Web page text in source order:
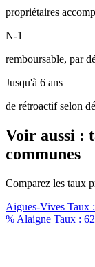
propriétaires
N-1
remboursable, par
Jusqu'à 6 ans
de rétroactif selon
Voir aussi :
communes
Comparez les taux
Aigues-Vives Taux
% Alaigne Taux :